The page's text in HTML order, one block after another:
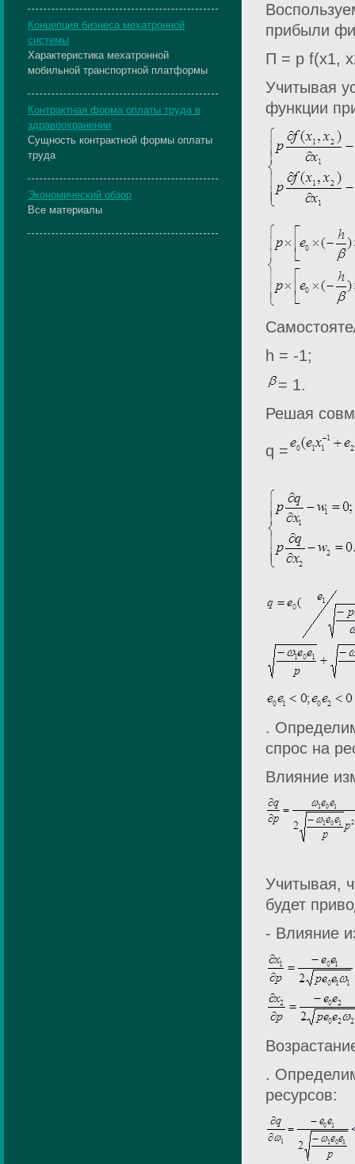
прибыли
П = p f(х1,
Учитывая
функции
h = -1;
= 1.
Решая
q =
.
спрос на
Влияние
Учитывая,
будет
- Влияние
.
ресурсов:
Концепция бизнеса мехатронной
системы
Характеристика мехатронной
мобильной транспортной платформы
Контрактная форма оплаты труда в
здравоохранении
Сущность контрактной формы оплаты
труда
Экономический обзор
Все материалы